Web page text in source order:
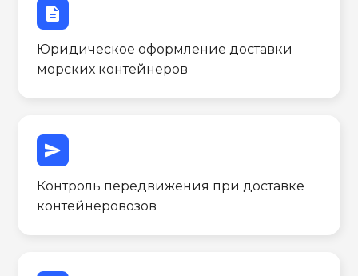
description
Юридическое оформление доставки
морских контейнеров
send
Контроль передвижения при доставке
контейнеровозов